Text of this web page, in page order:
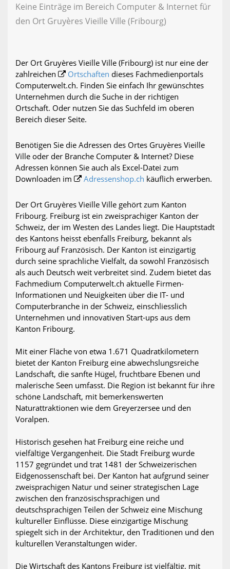
Keine Einträge im Bereich Computer & Internet für
den Ort Gruyères Vieille Ville (Fribourg)
Der Ort Gruyères Vieille Ville (Fribourg) ist nur eine der
zahlreichen
Ortschaften dieses Fachmedienportals
Computerwelt.ch. Finden Sie einfach Ihr gewünschtes
Unternehmen durch die Suche in der richtigen
Ortschaft. Oder nutzen Sie das Suchfeld im oberen
Bereich dieser Seite.
Benötigen Sie die Adressen des Ortes Gruyères Vieille
Ville oder der Branche Computer & Internet? Diese
Adressen können Sie auch als Excel-Datei zum
Downloaden im
Adressenshop.ch käuflich erwerben.
Der Ort Gruyères Vieille Ville gehört zum Kanton
Fribourg. Freiburg ist ein zweisprachiger Kanton der
Schweiz, der im Westen des Landes liegt. Die Hauptstadt
des Kantons heisst ebenfalls Freiburg, bekannt als
Fribourg auf Französisch. Der Kanton ist einzigartig
durch seine sprachliche Vielfalt, da sowohl Französisch
als auch Deutsch weit verbreitet sind. Zudem bietet das
Fachmedium Computerwelt.ch aktuelle Firmen-
Informationen und Neuigkeiten über die IT- und
Computerbranche in der Schweiz, einschliesslich
Unternehmen und innovativen Start-ups aus dem
Kanton Fribourg.
Mit einer Fläche von etwa 1.671 Quadratkilometern
bietet der Kanton Freiburg eine abwechslungsreiche
Landschaft, die sanfte Hügel, fruchtbare Ebenen und
malerische Seen umfasst. Die Region ist bekannt für ihre
schöne Landschaft, mit bemerkenswerten
Naturattraktionen wie dem Greyerzersee und den
Voralpen.
Historisch gesehen hat Freiburg eine reiche und
vielfältige Vergangenheit. Die Stadt Freiburg wurde
1157 gegründet und trat 1481 der Schweizerischen
Eidgenossenschaft bei. Der Kanton hat aufgrund seiner
zweisprachigen Natur und seiner strategischen Lage
zwischen den französischsprachigen und
deutschsprachigen Teilen der Schweiz eine Mischung
kultureller Einflüsse. Diese einzigartige Mischung
spiegelt sich in der Architektur, den Traditionen und den
kulturellen Veranstaltungen wider.
Die Wirtschaft des Kantons Freiburg ist vielfältig, mit